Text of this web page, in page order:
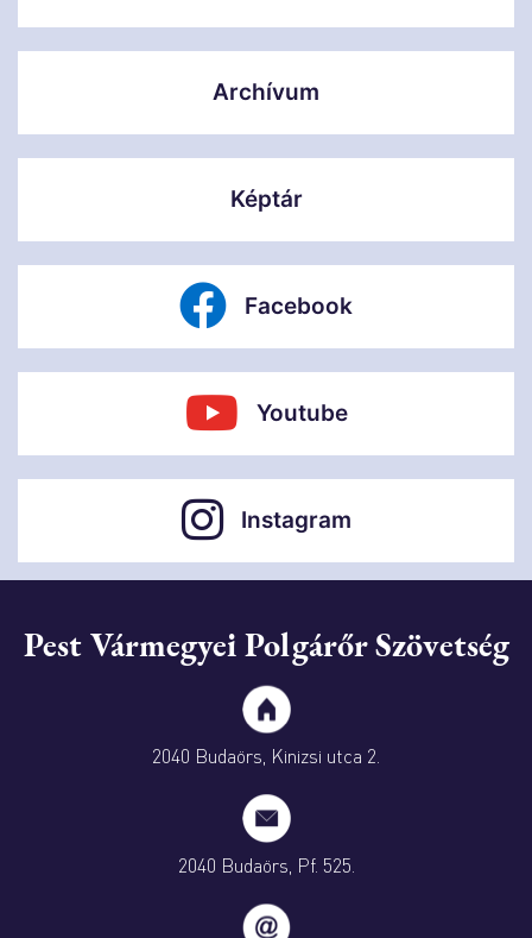
Archívum
Képtár
Facebook
Youtube
Instagram
Pest Vármegyei Polgárőr Szövetség
2040 Budaörs, Kinizsi utca 2.
2040 Budaörs, Pf. 525.